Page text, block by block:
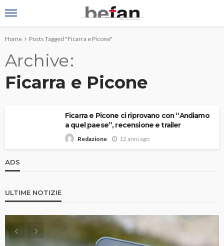
Home Posts Tagged "Ficarra e Picone"
Archive
Ficarra e Picone
Ficarra e Picone ci riprovano con “Andiamo
a quel paese”, recensione e trailer
Redazione 12 anni ago
ADS
ULTIME NOTIZIE